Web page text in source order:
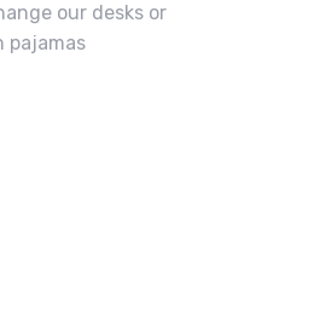
our desks or
pajamas